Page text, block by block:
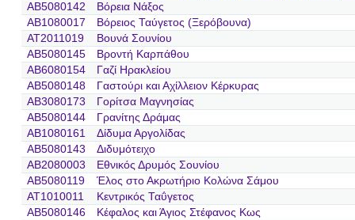
AB5080142
Βόρεια Νάξος
AB1080017
Βόρειος Ταύγετος (Ξερόβουνα)
AT2011019
Βουνά Σουνίου
AB5080145
Βροντή Καρπάθου
AB6080154
Γαζί Ηρακλείου
AB5080148
Γαστούρι και Αχίλλειον Κέρκυρας
AB3080173
Γορίτσα Μαγνησίας
AB5080144
Γρανίτης Δράμας
AB1080161
Δίδυμα Αργολίδας
AB5080143
Διδυμότειχο
AB2080003
Εθνικός Δρυμός Σουνίου
AB5080119
Έλος στο Ακρωτήριο Κολώνα Σάμου
AT1010011
Κεντρικός Ταΰγετος
AB5080146
Κέφαλος και Άγιος Στέφανος Κως